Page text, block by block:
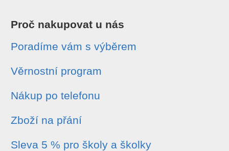
Proč nakupovat u nás
Poradíme vám s výběrem
Věrnostní program
Nákup po telefonu
Zboží na přání
Sleva 5 % pro školy a školky